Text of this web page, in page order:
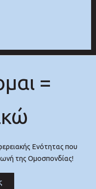
=
Ενότητας που
της Ομοσπονδίας!